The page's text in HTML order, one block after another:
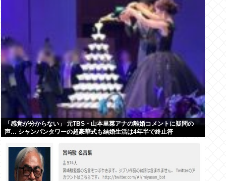
「感覚が分からない」 元TBS・山本里菜アナの離婚コメントに疑問の
声… シャンパンタワーの超豪華式も結婚生活は4年半で終止符